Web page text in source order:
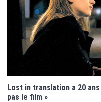
Lost in translation a 20
pas le film »